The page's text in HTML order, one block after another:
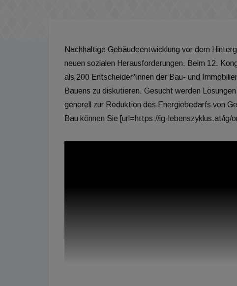
Nachhaltige Gebäudeentwicklung vor dem
neuen sozialen Herausforderungen. Beim 12.
als 200 Entscheider*innen der Bau- und
Bauens zu diskutieren. Gesucht werden
generell zur Reduktion des Energiebedarfs von
Bau können Sie [url=https://ig-lebenszyklus.at/